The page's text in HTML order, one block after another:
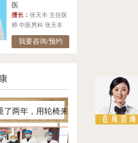
医
擅长： 张天丰 主任医
师 中医男科 张天丰
我要咨询/预约
了两年，用轮椅来
半月自己进病房